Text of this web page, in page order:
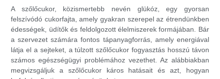
A szőlőcukor, közismertebb nevén glükóz, egy gyorsan
felszívódó cukorfajta, amely gyakran szerepel az étrendünkben
édességek, üdítők és feldolgozott élelmiszerek formájában. Bár
a szervezet számára fontos tápanyagforrás, amely energiával
látja el a sejteket, a túlzott szőlőcukor fogyasztás hosszú távon
számos egészségügyi problémához vezethet. Az alábbiakban
megvizsgáljuk a szőlőcukor káros hatásait és azt, hogyan